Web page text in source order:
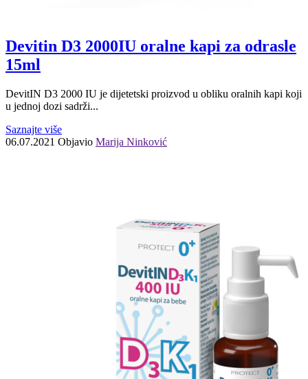
Devitin D3 2000IU oralne kapi za odrasle
15ml
DevitIN D3 2000 IU je dijetetski proizvod u obliku oralnih kapi koji
u jednoj dozi sadrži...
Saznajte više
06.07.2021 Objavio Marija Ninković